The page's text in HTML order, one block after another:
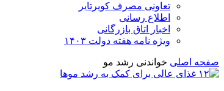
تعاونی مصرف کویرتایر
اطلاع رسانی
اخبار اتاق بازرگانی
ویژه نامه هفته دولت ۱۴۰۳
صفحه اصلی خواندنی رشد مو